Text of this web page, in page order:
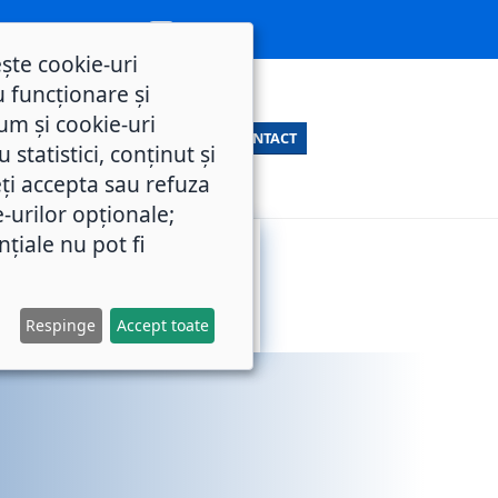
CONTACT
cookie-uri
funcționare și
și cookie-uri
statistici, conținut și
accepta sau refuza
urilor opționale;
nu pot fi
Respinge Accept toate